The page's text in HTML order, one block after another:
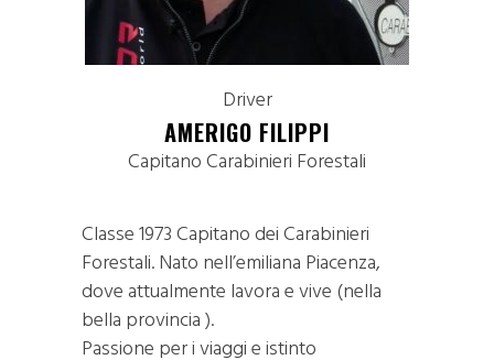
Driver
AMERIGO FILIPPI
Capitano Carabinieri Forestali
Classe 1973 Capitano dei Carabinieri
Forestali. Nato nell’emiliana Piacenza,
dove attualmente lavora e vive (nella
bella provincia ).
Passione per i viaggi e istinto